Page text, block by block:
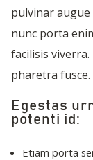
pulvinar
nunc porta
facilisis
pharetra fusce.
Egestas
potenti id:
Etiam porta